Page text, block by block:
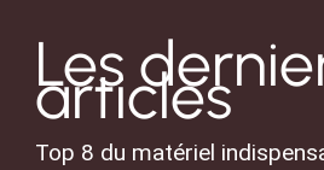
Les
articles
Top 8 du matériel